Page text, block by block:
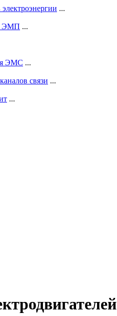
...
ЭМП ...
ЭМС ...
связи ...
...